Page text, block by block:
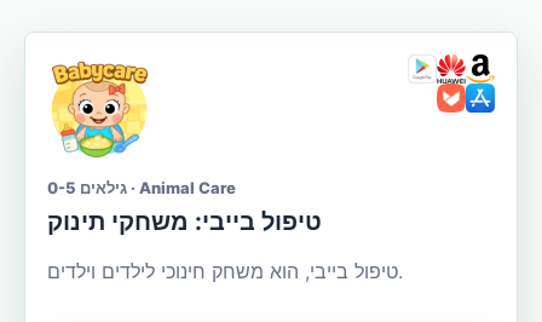
גילאים 0-5 · Animal Care
טיפול בייבי: משחקי תינוק
טיפול בייבי, הוא משחק חינוכי לילדים וילדים.